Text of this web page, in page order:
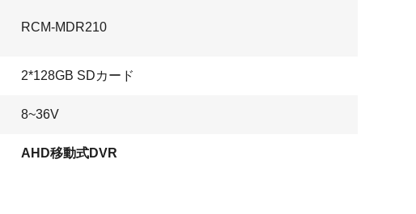
RCM-MDR210
2*128GB SDカード
8~36V
AHD移動式DVR